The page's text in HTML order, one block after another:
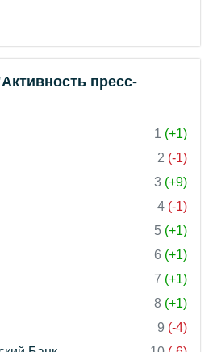
пресс-
1 (+1)
2 (-1)
3 (+9)
4 (-1)
5 (+1)
6 (+1)
7 (+1)
8 (+1)
9 (-4)